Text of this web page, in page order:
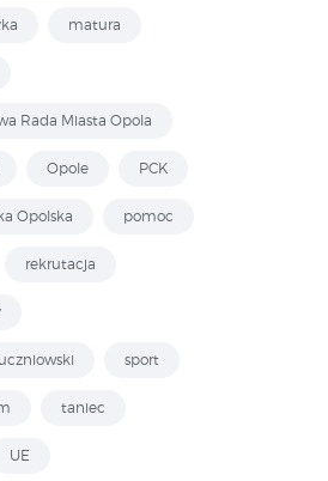
matura
Rada Miasta Opola
Opole PCK
Opolska pomoc
rekrutacja
sport
taniec
UE